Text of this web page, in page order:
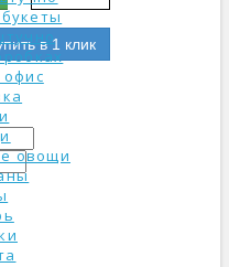
овощи
в 1 клик